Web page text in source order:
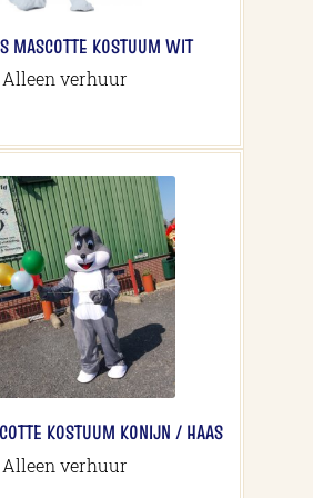
MASCOTTE KOSTUUM WIT
Alleen verhuur
KOSTUUM KONIJN / HAAS
Alleen verhuur